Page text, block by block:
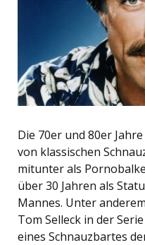
Die 70er und 80er
von klassischen
mitunter als
über 30 Jahren als
Mannes. Unter
Tom Selleck in der
eines Schnauzbartes